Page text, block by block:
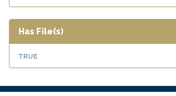
Has File(s)
true